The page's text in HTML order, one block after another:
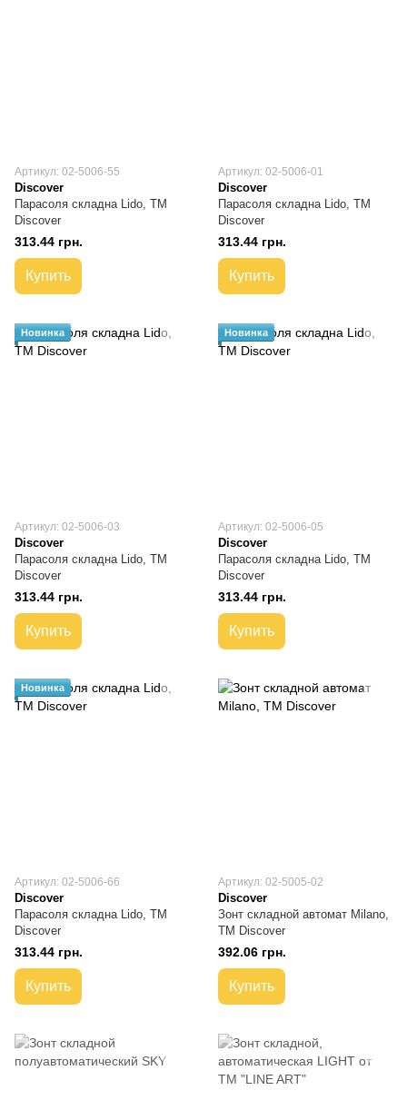
Артикул: 02-5006-55
Discover
Парасоля складна Lido, TM
Discover
313.44 грн.
Купить
Артикул: 02-5006-01
Discover
Парасоля складна Lido, TM
Discover
313.44 грн.
Купить
Новинка
Артикул: 02-5006-03
Discover
Парасоля складна Lido, TM
Discover
313.44 грн.
Купить
Новинка
Артикул: 02-5006-05
Discover
Парасоля складна Lido, TM
Discover
313.44 грн.
Купить
Новинка
Артикул: 02-5006-66
Discover
Парасоля складна Lido, TM
Discover
313.44 грн.
Купить
Артикул: 02-5005-02
Discover
Зонт складной автомат Milano,
TM Discover
392.06 грн.
Купить